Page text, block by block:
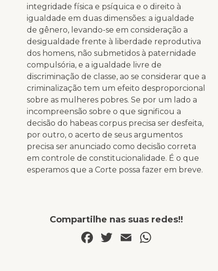
integridade física e psíquica e o direito à
igualdade em duas dimensões: a igualdade
de gênero, levando-se em consideração a
desigualdade frente à liberdade reprodutiva
dos homens, não submetidos à paternidade
compulsória, e a igualdade livre de
discriminação de classe, ao se considerar que a
criminalização tem um efeito desproporcional
sobre as mulheres pobres. Se por um lado a
incompreensão sobre o que significou a
decisão do habeas corpus precisa ser desfeita,
por outro, o acerto de seus argumentos
precisa ser anunciado como decisão correta
em controle de constitucionalidade. É o que
esperamos que a Corte possa fazer em breve.
Compartilhe nas suas redes!!
Facebook
Twitter
Email